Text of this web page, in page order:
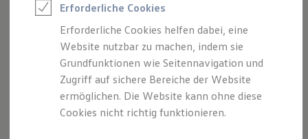
Elektroauto Leasing
Kleinwagen-Leasing
Leasing ohne Anzahlung
Finanzierung
Autokredit mit Schlussrate
Versicherungen und Garantien
Kfz-Versicherung
Restschuldversicherungen
Garantien
Impressum
Datenschutzerklärung
Nutzung von Terminbuchung Online
Erforderliche Cookies
Erforderliche Cookies helfen dabei, eine
Website nutzbar zu machen, indem sie
Grundfunktionen wie Seitennavigation und
Zugriff auf sichere Bereiche der Website
ermöglichen. Die Website kann ohne diese
Cookies nicht richtig funktionieren.